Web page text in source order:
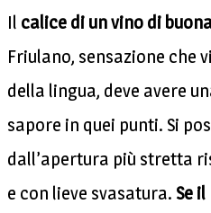
Il calice di un vino di
Friulano, sensazione che
della lingua, deve avere
sapore in quei punti. Si
dall’apertura più stretta
e con lieve svasatura. Se